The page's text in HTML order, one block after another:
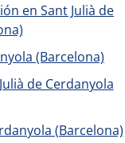
en Sant Julià de
(Barcelona)
de Cerdanyola
(Barcelona)